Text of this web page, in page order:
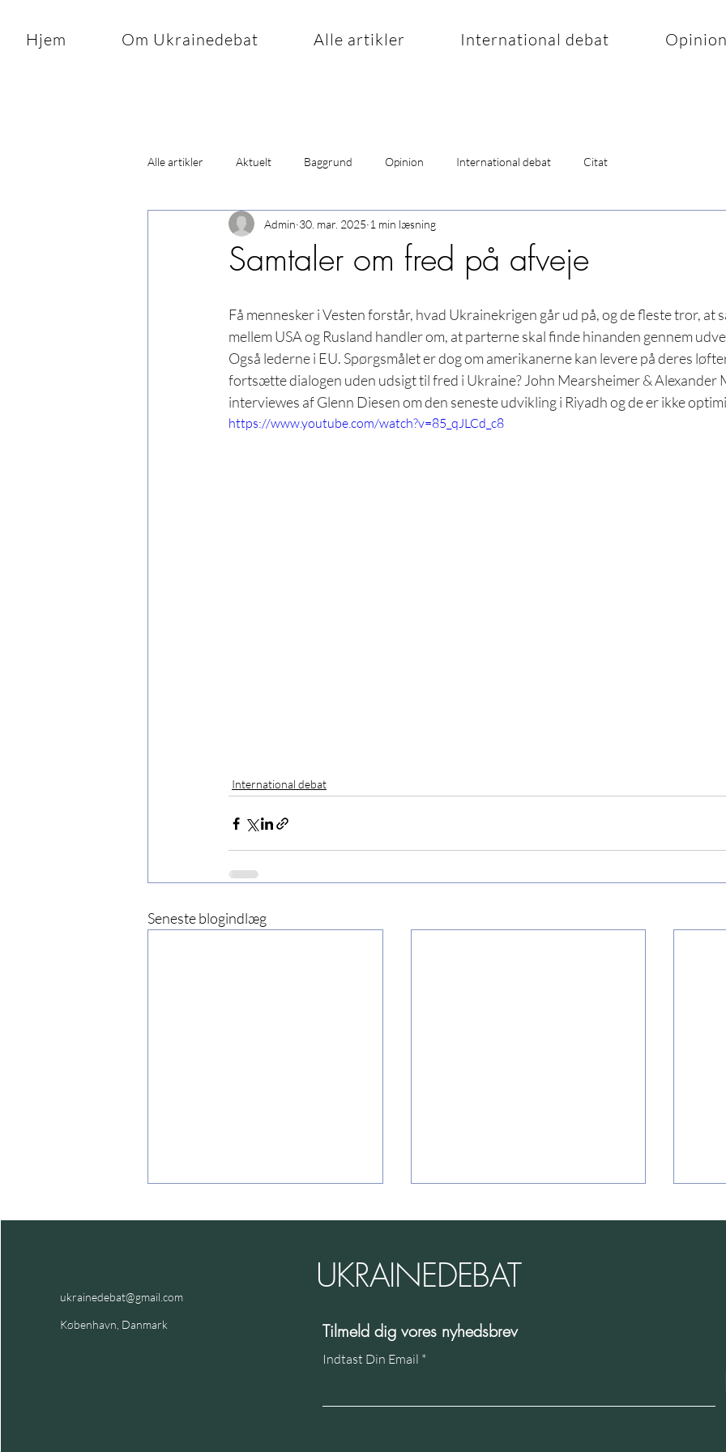
Hjem Om Ukrainedebat Alle artikler International debat Opinion
Alle artikler Aktuelt Baggrund Opinion International debat Citat
Samtaler om fred på afveje
Admin 30. mar. 2025 1 min læsning
Få mennesker i Vesten forstår, hvad Ukrainekrigen går ud på, og de fleste tror, at
mellem USA og Rusland handler om, at parterne skal finde hinanden gennem
Også lederne i EU. Spørgsmålet er dog om amerikanerne kan levere på deres
fortsætte dialogen uden udsigt til fred i Ukraine? John Mearsheimer & Alexander
interviewes af Glenn Diesen om den seneste udvikling i Riyadh og de er ikke
https://www.youtube.com/watch?v=85_qJLCd_c8
International debat
Seneste blogindlæg
Hvorfor faldt Ukraine fra
ukrainedebat@gmail.com
København, Danmark
UKRAINEDEBAT
Tilmeld dig vores nyhedsbrev
Indtast Din Email